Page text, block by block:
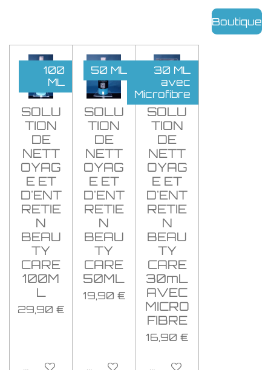
Boutique
100
ML
SOLU
TION
DE
NETT
OYAG
E ET
D'ENT
RETIE
N
BEAU
TY
CARE
100M
L
29,90 €
Ajouter au panier
50 ML
SOLU
TION
DE
NETT
OYAG
E ET
D'ENT
RETIE
N
BEAU
TY
CARE
50ML
19,90 €
Ajouter au panier
30 ML
avec
Microfibre
SOLU
TION
DE
NETT
OYAG
E ET
D'ENT
RETIE
N
BEAU
TY
CARE
30mL
AVEC
MICRO
FIBRE
16,90 €
Ajouter au panier